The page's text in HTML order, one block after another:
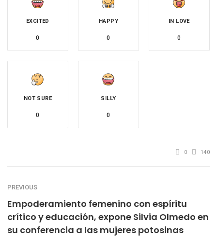
EXCITED
0
HAPPY
0
IN LOVE
0
NOT SURE
0
SILLY
0
0 140
PREVIOUS
Empoderamiento femenino con espíritu
crítico y educación, expone Silvia Olmedo en
su conferencia a las mujeres potosinas